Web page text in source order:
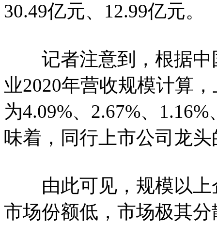
30.49亿元、12.99亿元。
记者注意到，根据中
业2020年营收规模计算
为4.09%、2.67%、
味着，同行上市公司龙
由此可见，规模以上
市场份额低，市场极其